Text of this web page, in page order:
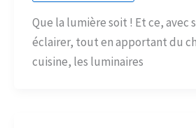
Que la lumière soit ! Et ce, avec
éclairer, tout en apportant du
cuisine, les luminaires